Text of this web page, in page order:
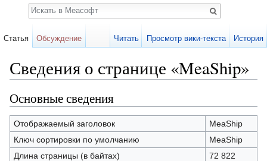
Сведения о странице «MeaShip»
Основные сведения
Отображаемый заголовок
MeaShip
Ключ сортировки по умолчанию
MeaShip
Длина страницы (в байтах)
72 822
Статья Обсуждение Читать Просмотр вики-текста История
Поиск